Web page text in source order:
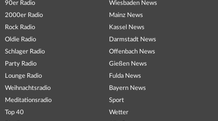
90er Radio
2000er Radio
Rock Radio
Oldie Radio
Schlager Radio
Party Radio
Lounge Radio
Weihnachtsradio
Meditationsradio
Top 40
Wiesbaden News
Mainz News
Kassel News
Darmstadt News
Offenbach News
Gießen News
Fulda News
Bayern News
Sport
Wetter